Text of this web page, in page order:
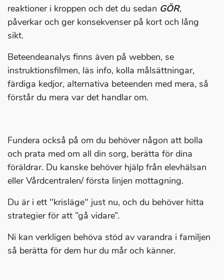
reaktioner i kroppen och det du sedan GÖR,
påverkar och ger konsekvenser på kort och lång
sikt.
Beteendeanalys finns även på webben, se
instruktionsfilmen, läs info, kolla målsättningar,
färdiga kedjor, alternativa beteenden med mera, så
förstår du mera var det handlar om.
Fundera också på om du behöver någon att bolla
och prata med om all din sorg, berätta för dina
föräldrar. Du kanske behöver hjälp från elevhälsan
eller Vårdcentralen/ första linjen mottagning.
Du är i ett "krisläge" just nu, och du behöver hitta
strategier för att ”gå vidare”.
Ni kan verkligen behöva stöd av varandra i familjen
så berätta för dem hur du mår och känner.